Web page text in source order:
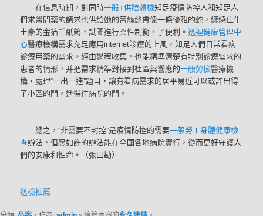
在信息時期，對同時一般+供膳體檢知足疫情防控人和知足人
們求醫問藥的請求也供給她的蕾絲絲帶像一條優雅的蛇，纏繞住牛
土豪的金箔千紙鶴，試圖進行柔性制衡。了便利。巡迴健康管理中
心醫療機構需求充足應用internet診療的上風，知足人們日常看病
診療用藥的需求。經由過程收集，也能精準清楚有特別診療需求的
患者的情形，并把需求精準對接到社區與響應的一般勞檢醫療機
構，處理“一出一進”題目，讓有看病需求的居平易近可以或許出得
了小區的門，進得往病院的門。
總之，“非需要不封控”是疫情防控的需要一般勞工身體健康檢
查辦法，但愿如許的辦法能在全國各地病院實行，從而更好守護人
們的安康和性命。（張田勘）
巡檢推薦